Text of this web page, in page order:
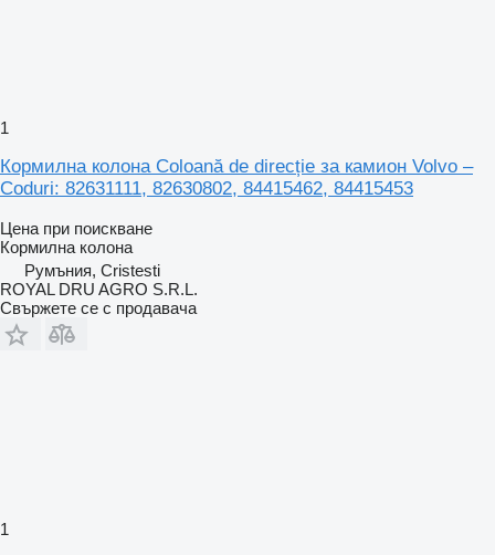
1
Кормилна колона Coloană de direcție за камион Volvo –
Coduri: 82631111, 82630802, 84415462, 84415453
Цена при поискване
Кормилна колона
Румъния, Cristesti
ROYAL DRU AGRO S.R.L.
Свържете се с продавача
1